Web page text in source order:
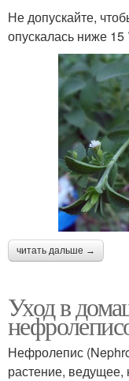
Не допускайте,
опускалась ниже 15
читать дальше →
Уход в
Нефролепис
растение, ведущее,